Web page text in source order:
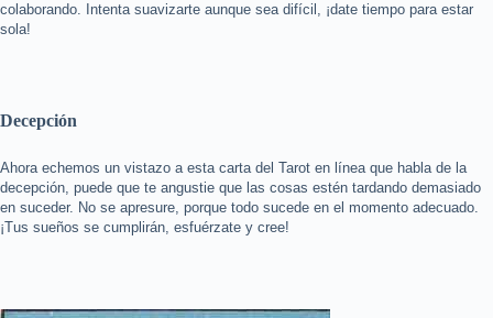
colaborando. Intenta suavizarte aunque sea difícil, ¡date tiempo para estar
sola!
Decepción
Ahora echemos un vistazo a esta carta del Tarot en línea que habla de la
decepción, puede que te angustie que las cosas estén tardando demasiado
en suceder. No se apresure, porque todo sucede en el momento adecuado.
¡Tus sueños se cumplirán, esfuérzate y cree!